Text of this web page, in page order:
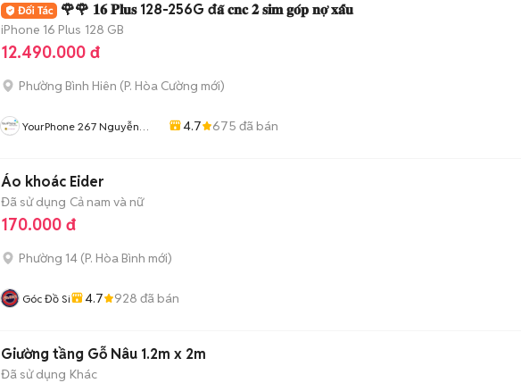
🌹🌹 𝟏𝟔 𝐏𝐥𝐮𝐬 128-256G đ𝐚̃ 𝐜𝐧𝐜 𝟐 𝐬𝐢𝐦 𝐠𝐨́𝐩 𝐧𝐨̛̣ 𝐱𝐚̂́𝐮
iPhone 16 Plus 128 GB
12.490.000 đ
Phường Bình Hiên (P. Hòa Cường mới)
YourPhone 267 Nguyễn
4.7 675 đã bán
Áo khoác Eider
Đã sử dụng Cả nam và nữ
170.000 đ
Phường 14 (P. Hòa Bình mới)
Góc Đồ Si 4.7 928 đã bán
Giường tầng Gỗ Nâu 1.2m x 2m
Đã sử dụng Khác